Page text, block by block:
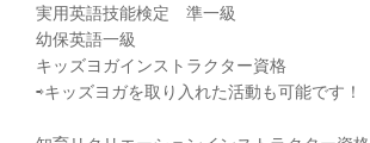
実用英語技能検定 準一級
幼保英語一級
キッズヨガインストラクター資格
⇨キッズヨガを取り入れた活動も可能です！